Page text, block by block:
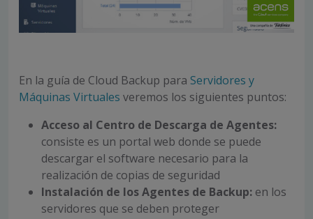
En la guía de Cloud Backup para Servidores y
Máquinas Virtuales veremos los siguientes puntos:
Acceso al Centro de Descarga de Agentes:
consiste es un portal web donde se puede
descargar el software necesario para la
realización de copias de seguridad
Instalación de los Agentes de Backup: en los
servidores que se deben proteger